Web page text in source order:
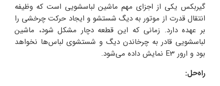
گیربکس یکی از اجزای مهم ماشین لباسشویی است که وظیفه
انتقال قدرت از موتور به دیگ شستشو و ایجاد حرکت چرخشی را
بر عهده دارد. زمانی که این قطعه دچار مشکل شود، ماشین
لباسشویی قادر به چرخاندن دیگ و شستشوی لباس‌ها نخواهد
بود و ارور E3 نمایش داده می‌شود.
راه‌حل: